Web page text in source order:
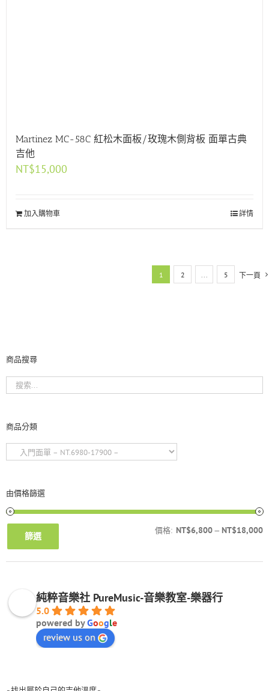
Martinez MC-58C 紅松木面板/玫瑰木側背板 面單古典
吉他
NT$15,000
加入購物車 詳情
1 2 5 下一頁
商品搜尋
商品分類
由價格篩選
篩選
價格: NT$6,800— NT$18,000
純粹音樂社 PureMusic-音樂教室-樂器行
5.0
powered byGoogle
review us on